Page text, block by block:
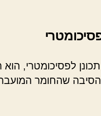
לפסיכומטרי,
שהחומר